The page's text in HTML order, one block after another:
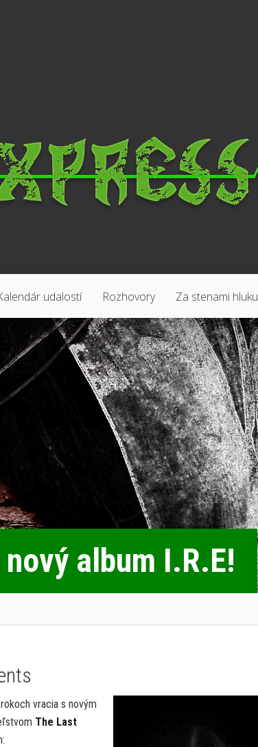
udalostí Rozhovory Za stenami hluku
album I.R.E!
vracia s novým
The Last